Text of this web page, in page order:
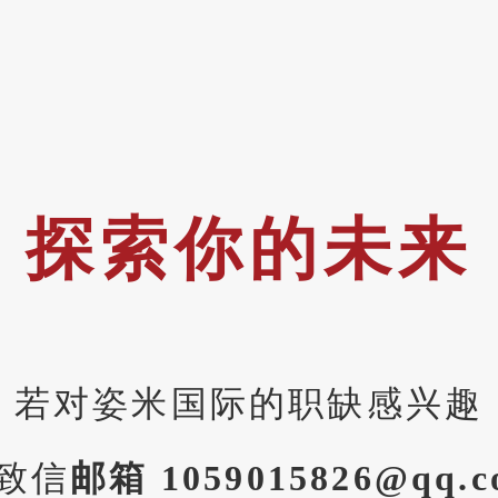
探索你的未来
若对姿米国际的职缺感兴趣
信邮箱